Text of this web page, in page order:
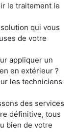
le traitement le
qui vous
de votre
appliquer un
en extérieur ?
les techniciens
des services
définitive, tous
bien de votre